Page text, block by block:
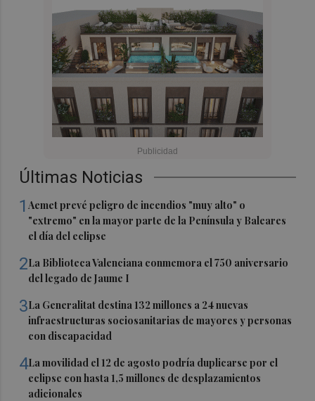
Últimas Noticias
1Aemet prevé peligro de incendios "muy alto" o
"extremo" en la mayor parte de la Península y Baleares
el día del eclipse
2La Biblioteca Valenciana conmemora el 750 aniversario
del legado de Jaume I
3La Generalitat destina 132 millones a 24 nuevas
infraestructuras sociosanitarias de mayores y personas
con discapacidad
4La movilidad el 12 de agosto podría duplicarse por el
eclipse con hasta 1,5 millones de desplazamientos
adicionales